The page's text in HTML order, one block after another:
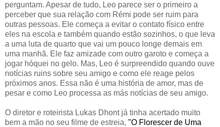
perguntam. Apesar de tudo, Leo parece ser o primeiro a
perceber que sua relação com Rémi pode ser ruim para
outras pessoas. Ele começa a evitar o contato físico entre
eles na escola e também quando estão sozinhos, o que leva
a uma luta de quarto que vai um pouco longe demais em
uma manhã. Ele faz amizade com outro garoto e começa a
jogar hóquei no gelo. Mas, Leo é surpreendido quando ouve
notícias ruins sobre seu amigo e como ele reage pelos
próximos anos. Essa não é uma história de amor, mas de
pesar e como Leo processa as más notícias de seu amigo.
O diretor e roteirista Lukas Dhont já tinha acertado muito
bem a mão no seu filme de estreia, "O Florescer de Uma